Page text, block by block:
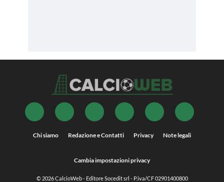
Chi siamo Redazione e Contatti Privacy Note legali
Cambia impostazioni privacy
© 2026CalcioWeb- Editore Socedit srl - P.iva/CF 02901400800